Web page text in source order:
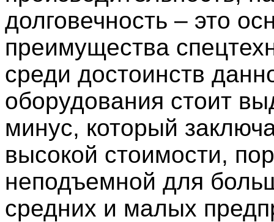
долговечность – это
преимущества
среди достоинств
оборудования стоит
минус, который
высокой стоимости,
неподъемной для
средних и малых